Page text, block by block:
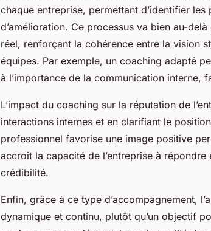
chaque entreprise, permettant d’identifier
d’amélioration. Ce processus va bien au-
réel, renforçant la cohérence entre la vision
équipes. Par exemple, un coaching adapté
à l’importance de la communication interne,
L’impact du coaching sur la réputation de
interactions internes et en clarifiant le
professionnel favorise une image positive
accroît la capacité de l’entreprise à
crédibilité.
Enfin, grâce à ce type d’accompagnement,
dynamique et continu, plutôt qu’un objectif